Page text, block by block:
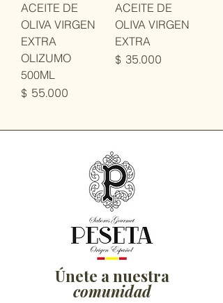
ACEITE DE
OLIVA VIRGEN
EXTRA
OLIZUMO
500ML
Precio
$ 55.000
ACEITE DE
OLIVA VIRGEN
EXTRA
Precio
$ 35.000
Únete a nuestra
comunidad